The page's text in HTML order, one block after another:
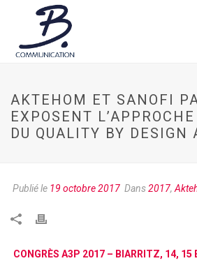
AKTEHOM ET SANOFI
EXPOSENT
DU QUALITY BY DESIGN
Publié le 19 octobre 2017 Dans2017,
CONGRÈS A3P 2017 – BIARRITZ, 14, 15